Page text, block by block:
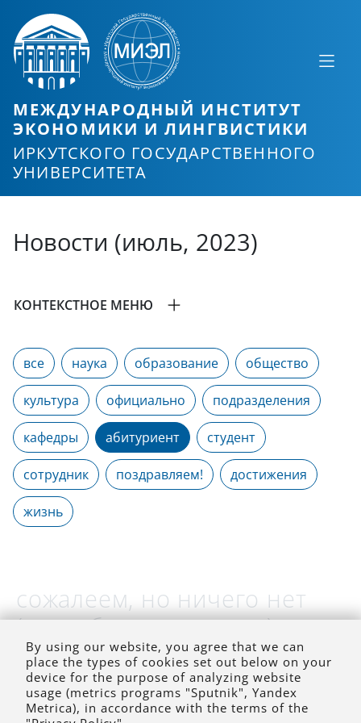
МЕЖДУНАРОДНЫЙ ИНСТИТУТ
ЭКОНОМИКИ И ЛИНГВИСТИКИ
ИРКУТСКОГО ГОСУДАРСТВЕННОГО
УНИВЕРСИТЕТА
Новости (июль, 2023)
КОНТЕКСТНОЕ МЕНЮ
все наука образование общество
культура официально подразделения
кафедры абитуриент студент
сотрудник поздравляем! достижения
жизнь
сожалеем, но ничего нет
(на выбранное время)
By using our website, you agree that we can
place the types of cookies set out below on your
device for the purpose of analyzing website
usage (metrics programs "Sputnik", Yandex
Metrica), in accordance with the terms of the